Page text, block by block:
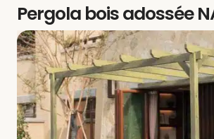
Pergola bois adossée